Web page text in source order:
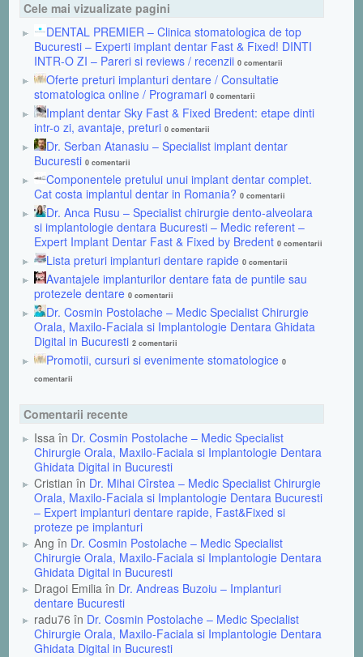
Cele mai vizualizate pagini
DENTAL PREMIER – Clinica stomatologica de top
Bucuresti – Experti implant dentar Fast & Fixed! DINTI
INTR-O ZI – Pareri si reviews / recenzii 0 comentarii
Oferte preturi implanturi dentare / Consultatie
stomatologica online / Programari 0 comentarii
Implant dentar Sky Fast & Fixed Bredent: etape dinti
intr-o zi, avantaje, preturi 0 comentarii
Dr. Serban Atanasiu – Specialist implant dentar
Bucuresti 0 comentarii
Componentele pretului unui implant dentar complet.
Cat costa implantul dentar in Romania? 0 comentarii
Dr. Anca Rusu – Specialist chirurgie dento-alveolara
si implantologie dentara Bucuresti – Medic referent –
Expert Implant Dentar Fast & Fixed by Bredent 0 comentarii
Lista preturi implanturi dentare rapide 0 comentarii
Avantajele implanturilor dentare fata de puntile sau
protezele dentare 0 comentarii
Dr. Cosmin Postolache – Medic Specialist Chirurgie
Orala, Maxilo-Faciala si Implantologie Dentara Ghidata
Digital in Bucuresti 2 comentarii
Promotii, cursuri si evenimente stomatologice 0
comentarii
Comentarii recente
Issa în Dr. Cosmin Postolache – Medic Specialist
Chirurgie Orala, Maxilo-Faciala si Implantologie Dentara
Ghidata Digital in Bucuresti
Cristian în Dr. Mihai Cîrstea – Medic Specialist Chirurgie
Orala, Maxilo-Faciala si Implantologie Dentara Bucuresti
– Expert implanturi dentare rapide, Fast&Fixed si
proteze pe implanturi
Ang în Dr. Cosmin Postolache – Medic Specialist
Chirurgie Orala, Maxilo-Faciala si Implantologie Dentara
Ghidata Digital in Bucuresti
Dragoi Emilia în Dr. Andreas Buzoiu – Implanturi
dentare Bucuresti
radu76 în Dr. Cosmin Postolache – Medic Specialist
Chirurgie Orala, Maxilo-Faciala si Implantologie Dentara
Ghidata Digital in Bucuresti